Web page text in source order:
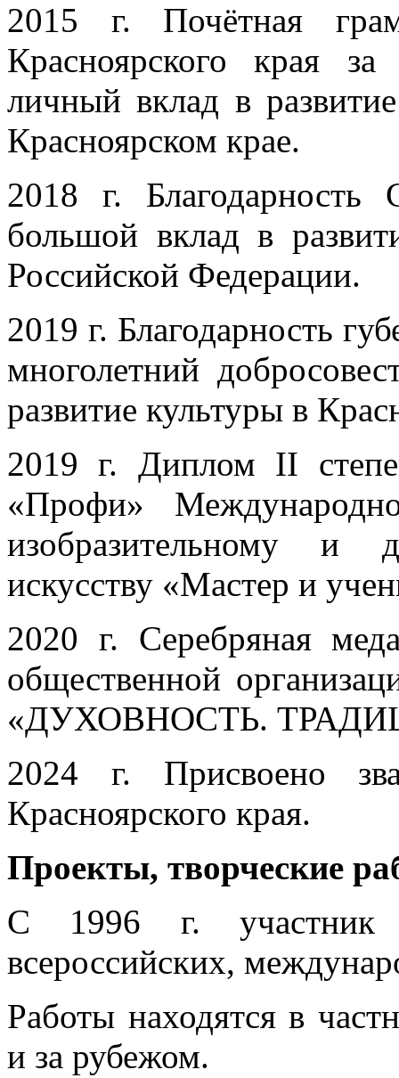
2015 г. Почётная
Красноярского края
личный вклад в
Красноярском крае.
2018 г.
большой вклад в
Российской Федерации.
2019 г. Благодарность
многолетний
развитие культуры в
2019 г. Диплом II
«Профи»
изобразительному и
искусству «Мастер и
2020 г. Серебряная
общественной
«ДУХОВНОСТЬ.
2024 г. Присвоено
Красноярского края.
Проекты, творческие
С 1996 г. участник
всероссийских,
Работы находятся в
и за рубежом.